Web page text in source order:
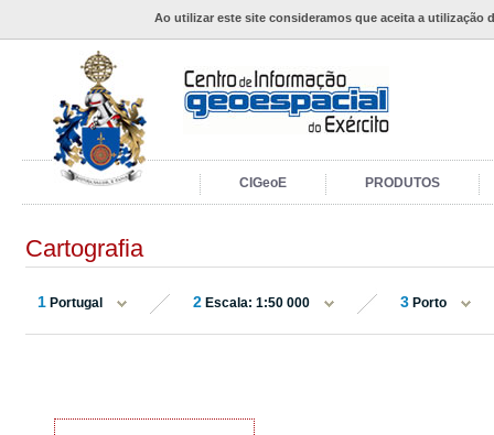
Ao utilizar este site consideramos que aceita a utilização
CIGeoE PRODUTOS
Cartografia
1 Portugal 2 Escala: 1:50 000 3 Porto